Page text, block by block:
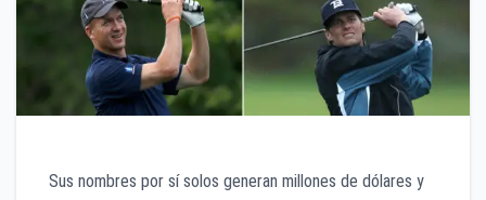
Sus nombres por sí solos generan millones de dólares y